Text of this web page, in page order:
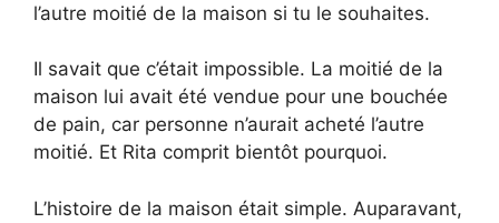
l’autre moitié de la maison si tu le souhaites.
Il savait que c’était impossible. La moitié de la
maison lui avait été vendue pour une bouchée
de pain, car personne n’aurait acheté l’autre
moitié. Et Rita comprit bientôt pourquoi.
L’histoire de la maison était simple. Auparavant,